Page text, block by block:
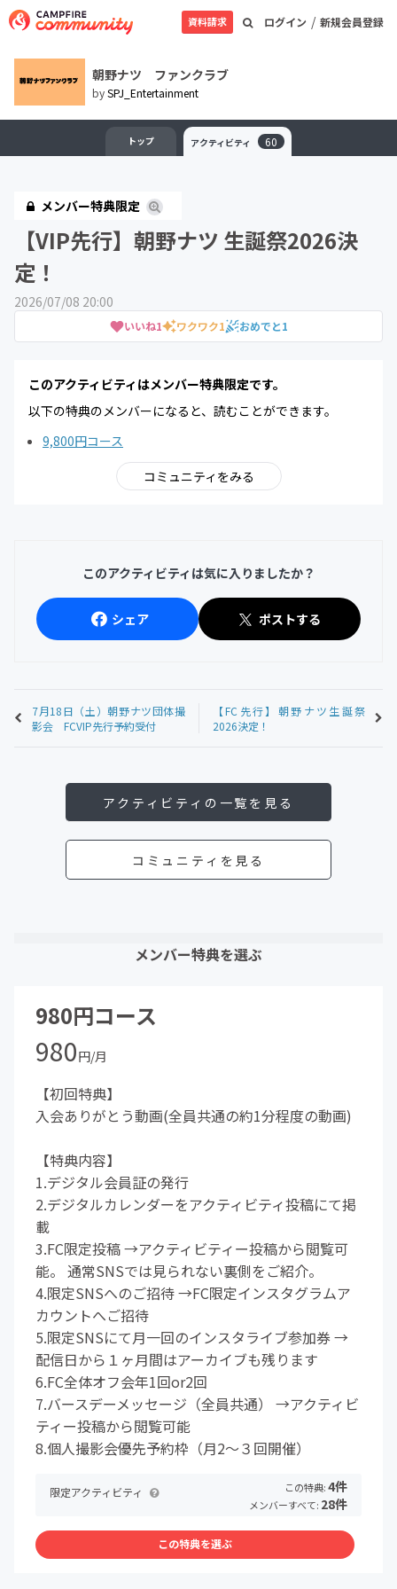
ログイン / 新規会員登録
資料請求
朝野ナツ ファンクラブ
bySPJ_Entertainment
トップ アクティビティ 60
メンバー特典限定
【VIP先行】朝野ナツ 生誕祭2026決
定！
2026/07/08 20:00
いいね1 ワクワク1 おめでと1
このアクティビティはメンバー特典限定です。
以下の特典のメンバーになると、読むことができます。
9,800円コース
コミュニティをみる
このアクティビティは気に入りましたか？
シェア ポストする
7月18日（土）朝野ナツ団体撮
影会 FCVIP先行予約受付
【FC先行】朝野ナツ生誕祭
2026決定！
アクティビティの一覧を見る
コミュニティを見る
メンバー特典を選ぶ
980円コース
980円/月
【初回特典】
入会ありがとう動画(全員共通の約1分程度の動画)
【特典内容】
1.デジタル会員証の発行
2.デジタルカレンダーをアクティビティ投稿にて掲
載
3.FC限定投稿 →アクティビティー投稿から閲覧可
能。 通常SNSでは見られない裏側をご紹介。
4.限定SNSへのご招待 →FC限定インスタグラムア
カウントへご招待
5.限定SNSにて月一回のインスタライブ参加券 →
配信日から１ヶ月間はアーカイブも残ります
6.FC全体オフ会年1回or2回
7.バースデーメッセージ（全員共通） →アクティビ
ティー投稿から閲覧可能
8.個人撮影会優先予約枠（月2〜３回開催）
限定アクティビティ この特典:4件
メンバーすべて: 28件
この特典を選ぶ